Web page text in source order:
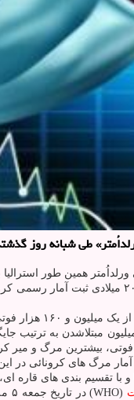
از کروناویروس) 6939 ابتلای جدید
جدید، بالاترین آمار مبتلایان و تلفات کرونائی را در ۲۴ ساعت گذشته
از ایالات متحده، دو کشور هند و
و با تقسیم بندی های قاره